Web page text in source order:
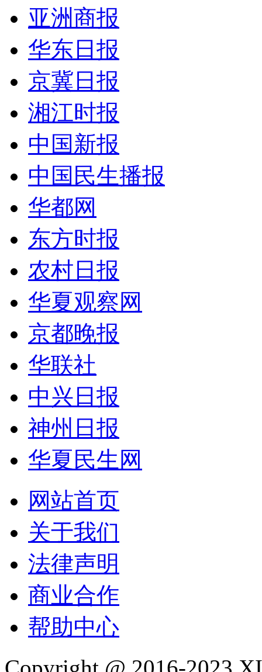
亚洲商报
华东日报
京冀日报
湘江时报
中国新报
中国民生播报
华都网
东方时报
农村日报
华夏观察网
京都晚报
华联社
中兴日报
神州日报
华夏民生网
网站首页
关于我们
法律声明
商业合作
帮助中心